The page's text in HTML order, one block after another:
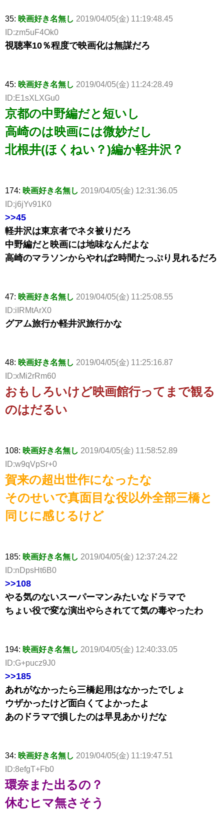
35: 映画好き名無し 2019/04/05(金) 11:19:48.45
ID:zm5uF4Ok0
視聴率10％程度で映画化は無謀だろ
45: 映画好き名無し 2019/04/05(金) 11:24:28.49
ID:E1sXLXGu0
京都の中野編だと短いし
高崎のは映画には微妙だし
北根井(ほくねい？)編か軽井沢？
174: 映画好き名無し 2019/04/05(金) 12:31:36.05
ID:j6jYv91K0
>>45
軽井沢は東京者でネタ被りだろ
中野編だと映画には地味なんだよな
高崎のマラソンからやれば2時間たっぷり見れるだろ
47: 映画好き名無し 2019/04/05(金) 11:25:08.55
ID:iIRMtArX0
グアム旅行か軽井沢旅行かな
48: 映画好き名無し 2019/04/05(金) 11:25:16.87
ID:xMi2rRm60
おもしろいけど映画館行ってまで観る
のはだるい
108: 映画好き名無し 2019/04/05(金) 11:58:52.89
ID:w9qVpSr+0
賀来の超出世作になったな
そのせいで真面目な役以外全部三橋と
同じに感じるけど
185: 映画好き名無し 2019/04/05(金) 12:37:24.22
ID:nDpsHt6B0
>>108
やる気のないスーパーマンみたいなドラマで
ちょい役で変な演出やらされてて気の毒やったわ
194: 映画好き名無し 2019/04/05(金) 12:40:33.05
ID:G+pucz9J0
>>185
あれがなかったら三橋起用はなかったでしょ
ウザかったけど面白くてよかったよ
あのドラマで損したのは早見あかりだな
34: 映画好き名無し 2019/04/05(金) 11:19:47.51
ID:8efgT+Fb0
環奈また出るの？
休むヒマ無さそう